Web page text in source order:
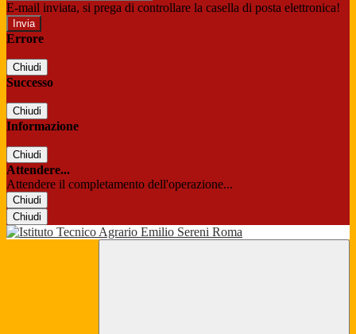
E-mail inviata, si prega di controllare la casella di posta elettronica!
Errore
Chiudi
Successo
Chiudi
Informazione
Chiudi
Attendere...
Attendere il completamento dell'operazione...
Chiudi
Chiudi